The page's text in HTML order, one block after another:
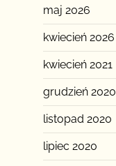
maj 2026
kwiecień 2026
kwiecień 2021
grudzień 2020
listopad 2020
lipiec 2020